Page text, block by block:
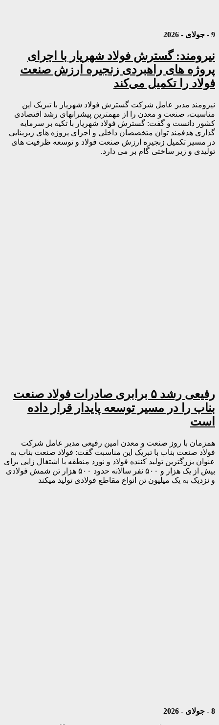
9 - جولای - 2026
نیرومند: گسترش فولاد شهریار با اجرای
پروژه های راهبردی زنجیره ارزش صنعت
فولاد را تکمیل می‌کند
نیرومند مدیر عامل شرکت گسترش فولاد شهریار با تبریک این
مناسبت، صنعت و معدن را از مهمترین پیشرانهای رشد اقتصادی
کشور دانست و گفت: گسترش فولاد شهریار با تکیه بر سرمایه
گذاری هدفمند توان متخصصان داخلی و اجرای پروژه های زیربنایی
در مسیر تکمیل زنجیره ارزش صنعت فولاد و توسعه ظرفیت های
تولیدی و زیر ساختی گام بر می دارد.
رفیعی رشد ۵ برابری صادرات فولاد صنعت
بناب را در مسیر توسعه پایدار قرار داده
است
همزمان با روز صنعت و معدن امین رفیعی مدیر عامل شرکت
فولاد صنعت بناب با تبریک این مناسبت گفت: فولاد صنعت بناب به
عنوان بزرگترین تولید کننده فولاد و نورد منطقه با اشتغال زایی برای
بیش از یک هزار و ۵۰۰ نفر سالانه حدود ۵۰۰ هزار تن شمش فولادی
و نزدیک به یک میلیون تن انواع مقاطع فولادی تولید میکند
8 - جولای - 2026